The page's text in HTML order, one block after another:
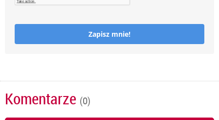
Zapisz mnie!
Komentarze (0)